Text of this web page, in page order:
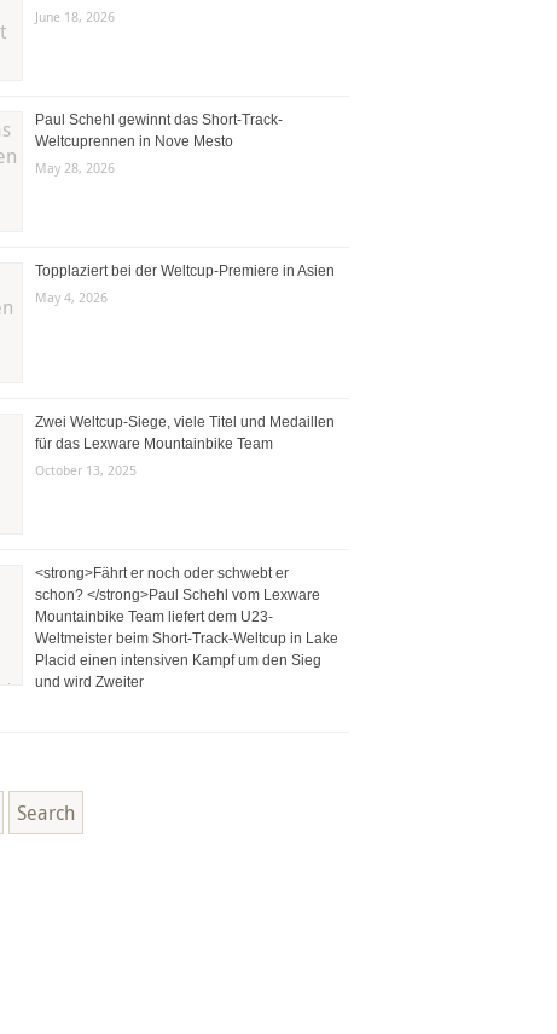
June 18, 2026
Paul Schehl gewinnt das Short-Track-
Weltcuprennen in Nove Mesto
May 28, 2026
Topplaziert bei der Weltcup-Premiere in Asien
May 4, 2026
Zwei Weltcup-Siege, viele Titel und Medaillen
für das Lexware Mountainbike Team
October 13, 2025
<strong>Fährt er noch oder schwebt er
schon? </strong>Paul Schehl vom Lexware
Mountainbike Team liefert dem U23-
Weltmeister beim Short-Track-Weltcup in Lake
Placid einen intensiven Kampf um den Sieg
und wird Zweiter
Search